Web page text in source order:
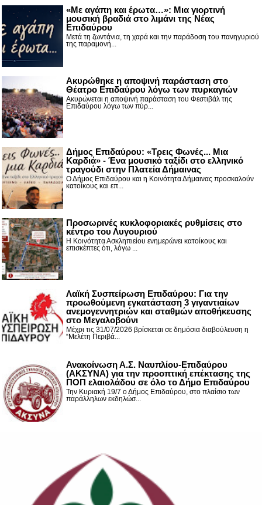
«Με αγάπη και έρωτα…»: Μια γιορτινή
μουσική βραδιά στο λιμάνι της Νέας
Επιδαύρου
Μετά τη ζωντάνια, τη χαρά και την παράδοση του πανηγυριού
της παραμονή...
Ακυρώθηκε η αποψινή παράσταση στο
Θέατρο Επιδαύρου λόγω των πυρκαγιών
Ακυρώνεται η αποψινή παράσταση του Φεστιβάλ της
Επιδαύρου λόγω των πύρ...
Δήμος Επιδαύρου: «Τρεις Φωνές... Μια
Καρδιά» - Ένα μουσικό ταξίδι στο ελληνικό
τραγούδι στην Πλατεία Δήμαινας
Ο Δήμος Επιδαύρου και η Κοινότητα Δήμαινας προσκαλούν
κατοίκους και επ...
Προσωρινές κυκλοφοριακές ρυθμίσεις στο
κέντρο του Λυγουριού
Η Κοινότητα Ασκληπιείου ενημερώνει κατοίκους και
επισκέπτες ότι, λόγω ...
Λαϊκή Συσπείρωση Επιδαύρου: Για την
προωθούμενη εγκατάσταση 3 γιγαντιαίων
ανεμογεννητριών και σταθμών αποθήκευσης
στο Μεγαλοβούνι
Μέχρι τις 31/07/2026 βρίσκεται σε δημόσια διαβούλευση η
“Μελέτη Περιβά...
Ανακοίνωση Α.Σ. Ναυπλίου-Επιδαύρου
(ΑΚΣΥΝΑ) για την προοπτική επέκτασης της
ΠΟΠ ελαιολάδου σε όλο το Δήμο Επιδαύρου
Την Κυριακή 19/7 ο Δήμος Επιδαύρου, στο πλαίσιο των
παράλληλων εκδηλώσ...